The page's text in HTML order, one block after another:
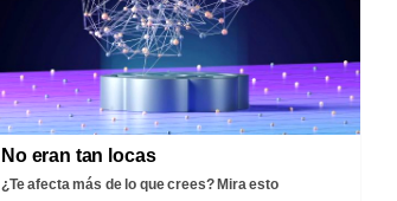
No eran tan locas
¿Te afecta más de lo que crees? Mira esto